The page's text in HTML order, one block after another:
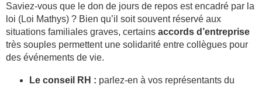
Saviez-vous que le don de jours de repos est encadré par la
loi (Loi Mathys) ? Bien qu’il soit souvent réservé aux
situations familiales graves, certains accords d’entreprise
très souples permettent une solidarité entre collègues pour
des événements de vie.
Le conseil RH : parlez-en à vos représentants du